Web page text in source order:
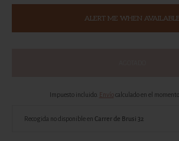
ALERT ME WHEN AVAILABLE
Impuesto incluido. Envíocalculado en el momento
Recogida no disponible en Carrer de Brusi 32